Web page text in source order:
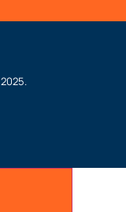
2025.